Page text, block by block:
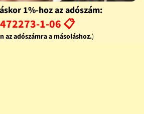
1%-hoz az adószám:
1-06 📋
az adószámra a másoláshoz.)